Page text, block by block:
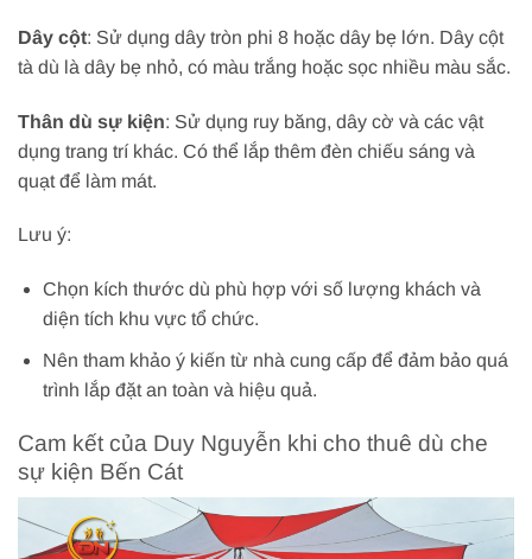
Dây cột: Sử dụng dây tròn phi 8 hoặc dây bẹ lớn. Dây cột
tà dù là dây bẹ nhỏ, có màu trắng hoặc sọc nhiều màu sắc.
Thân dù sự kiện: Sử dụng ruy băng, dây cờ và các vật
dụng trang trí khác. Có thể lắp thêm đèn chiếu sáng và
quạt để làm mát.
Lưu ý:
Chọn kích thước dù phù hợp với số lượng khách và
diện tích khu vực tổ chức.
Nên tham khảo ý kiến từ nhà cung cấp để đảm bảo quá
trình lắp đặt an toàn và hiệu quả.
Cam kết của Duy Nguyễn khi cho thuê dù che
sự kiện Bến Cát